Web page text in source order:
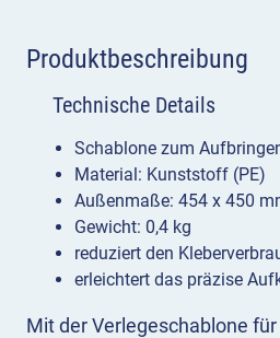
Produktbeschreibung
Mit der Verlegeschablone
Technische Details
Schablone zum
Material: Kunststoff (PE)
Außenmaße: 454 x 450
Gewicht: 0,4 kg
reduziert den
erleichtert das präzise